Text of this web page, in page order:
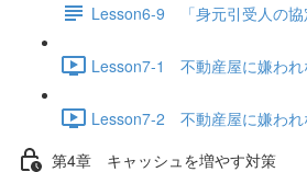
Lesson6-9 「身元引受人の協
Lesson7-1 不動産屋に嫌われ
Lesson7-2 不動産屋に嫌われ
第4章 キャッシュを増やす対策